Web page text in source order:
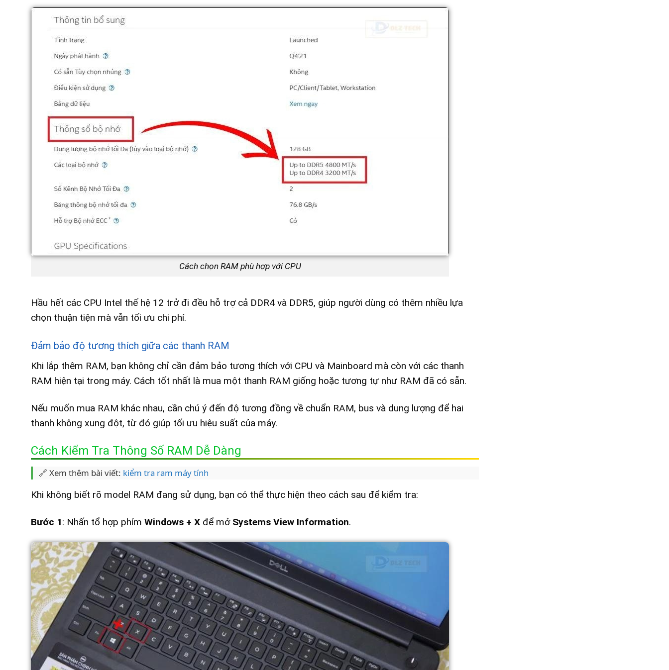
Cách chọn RAM phù hợp với CPU
Hầu hết các CPU Intel thế hệ 12 trở đi đều hỗ trợ cả DDR4 và DDR5, giúp người dùng có thêm nhiều lựa
chọn thuận tiện mà vẫn tối ưu chi phí.
Đảm bảo độ tương thích giữa các thanh RAM
Khi lắp thêm RAM, bạn không chỉ cần đảm bảo tương thích với CPU và Mainboard mà còn với các thanh
RAM hiện tại trong máy. Cách tốt nhất là mua một thanh RAM giống hoặc tương tự như RAM đã có sẵn.
Nếu muốn mua RAM khác nhau, cần chú ý đến độ tương đồng về chuẩn RAM, bus và dung lượng để hai
thanh không xung đột, từ đó giúp tối ưu hiệu suất của máy.
Cách Kiểm Tra Thông Số RAM Dễ Dàng
🔗 Xem thêm bài viết: kiểm tra ram máy tính
Khi không biết rõ model RAM đang sử dụng, bạn có thể thực hiện theo cách sau để kiểm tra:
Bước 1: Nhấn tổ hợp phím Windows + X để mở Systems View Information.